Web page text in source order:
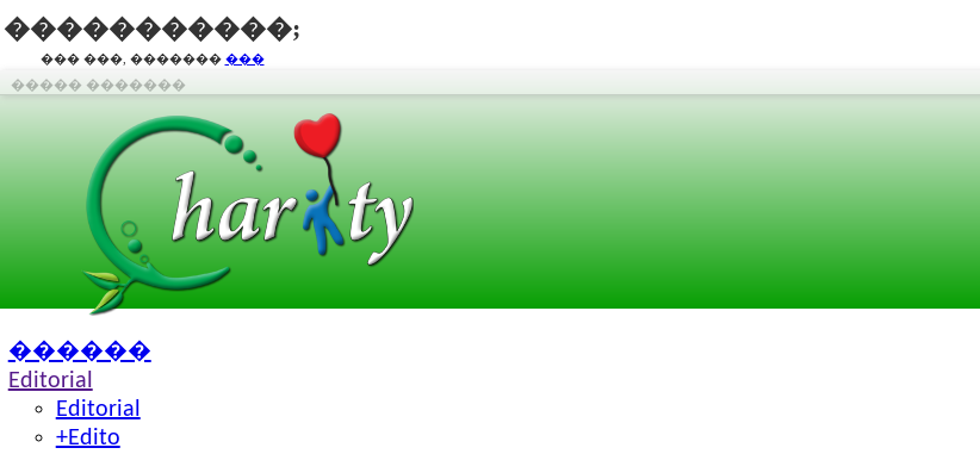
�����������;
��� ���, ������� ���
����� �������
������
Editorial
Editorial
+Edito